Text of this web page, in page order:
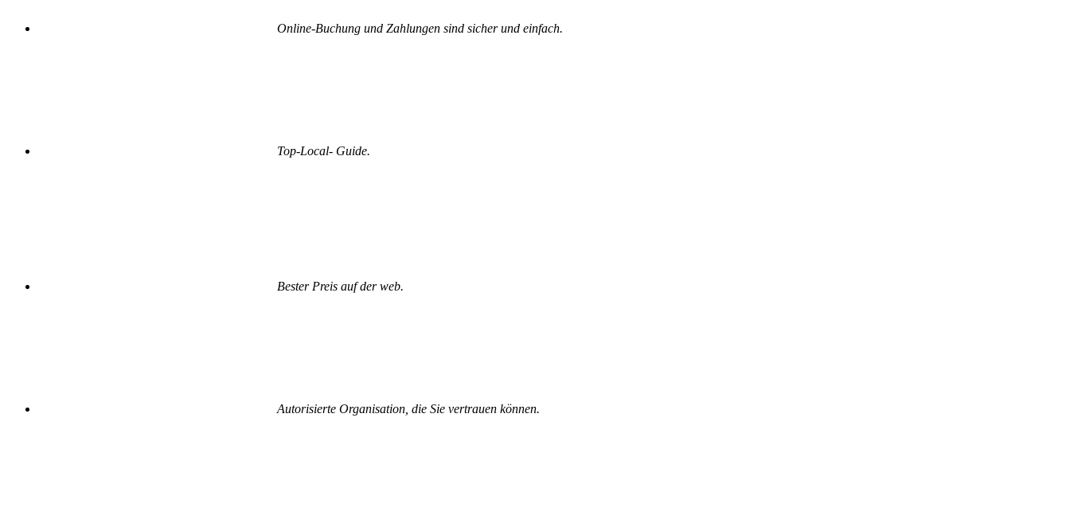
Online-Buchung und Zahlungen sind sicher und einfach.
Top-Local- Guide.
Bester Preis auf der web.
Autorisierte Organisation, die Sie vertrauen können.